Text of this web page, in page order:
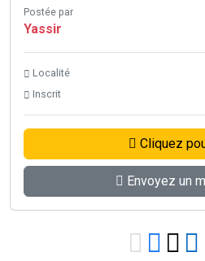
Postée par
Yassir
Localité
Inscrit
Cliquez
Envoyez un